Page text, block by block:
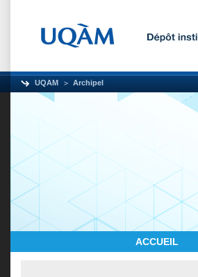
UQAM Archipel
ACCUEIL